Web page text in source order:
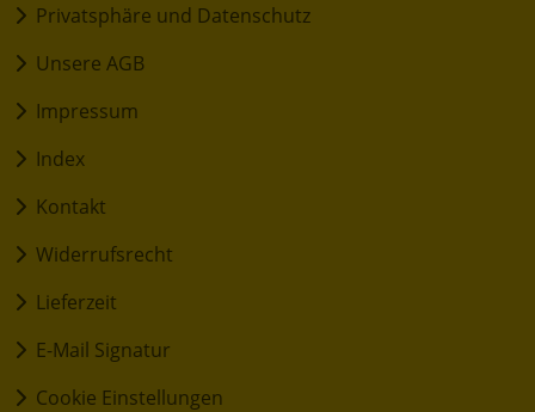
Privatsphäre und Datenschutz
Unsere AGB
Impressum
Index
Kontakt
Widerrufsrecht
Lieferzeit
E-Mail Signatur
Cookie Einstellungen